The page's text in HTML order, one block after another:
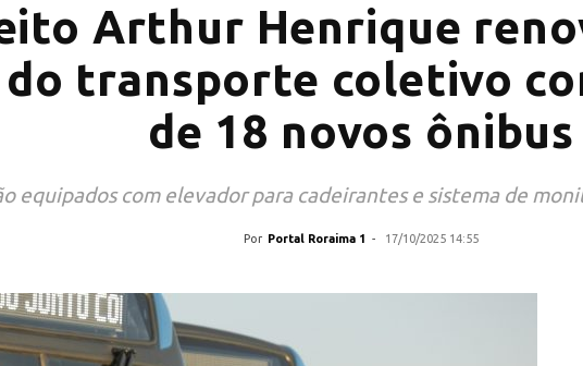
Arthur Henrique
transporte coletivo
de 18 novos ônibus
equipados com elevador para cadeirantes e sistema de
Por Portal Roraima 1 - 17/10/2025 14:55